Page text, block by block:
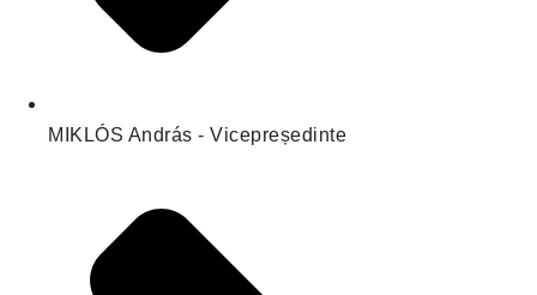
MIKLÓS András - Vicepreședinte